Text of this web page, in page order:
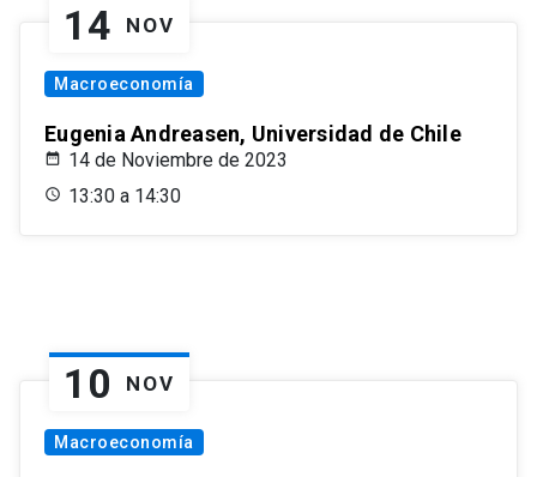
14 NOV
Macroeconomía
Eugenia Andreasen, Universidad de Chile
14 de Noviembre de 2023
13:30 a 14:30
10 NOV
Macroeconomía